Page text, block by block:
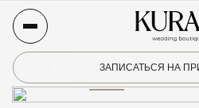
ЗАПИСАТЬСЯ НА